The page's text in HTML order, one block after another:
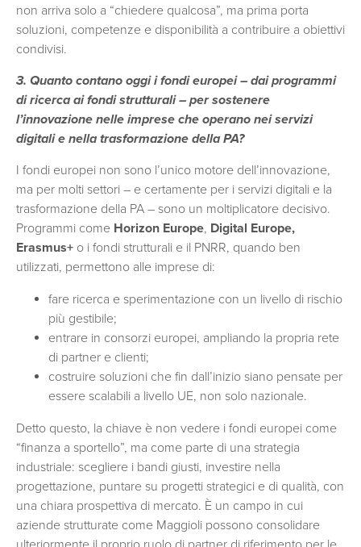
non arriva solo a “chiedere qualcosa”, ma prima porta
soluzioni, competenze e disponibilità a contribuire a obiettivi
condivisi.
3. Quanto contano oggi i fondi europei – dai programmi
di ricerca ai fondi strutturali – per sostenere
l’innovazione nelle imprese che operano nei servizi
digitali e nella trasformazione della PA?
I fondi europei non sono l’unico motore dell’innovazione,
ma per molti settori – e certamente per i servizi digitali e la
trasformazione della PA – sono un moltiplicatore decisivo.
Programmi come Horizon Europe, Digital Europe,
Erasmus+ o i fondi strutturali e il PNRR, quando ben
utilizzati, permettono alle imprese di:
fare ricerca e sperimentazione con un livello di rischio
più gestibile;
entrare in consorzi europei, ampliando la propria rete
di partner e clienti;
costruire soluzioni che fin dall’inizio siano pensate per
essere scalabili a livello UE, non solo nazionale.
Detto questo, la chiave è non vedere i fondi europei come
“finanza a sportello”, ma come parte di una strategia
industriale: scegliere i bandi giusti, investire nella
progettazione, puntare su progetti strategici e di qualità, con
una chiara prospettiva di mercato. È un campo in cui
aziende strutturate come Maggioli possono consolidare